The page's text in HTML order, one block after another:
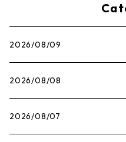
2026/08/09
2026/08/08
2026/08/07